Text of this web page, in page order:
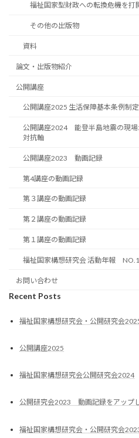
福祉国家型財政への転換――危機を
その他の出版物
資料
論文・出版物紹介
公開講座
公開講座2025 生活保障基本条例制定
公開講座2024 能登半島地震の現場
対抗軸
公開講座2023 動画記録
第4講座の動画記録
第３講座の動画記録
第２講座の動画記録
第１講座の動画記録
福祉国家構想研究会 活動年報
お問い合わせ
Recent Posts
福祉国家構想研究会・公開研究会
公開講座2025
福祉国家構想研究会公開研究会2024
公開研究会2023 動画記録をアップ
福祉国家構想研究会・公開研究会